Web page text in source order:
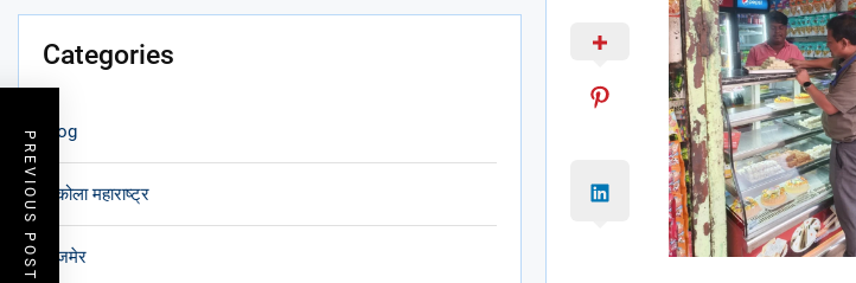
PREVIOUS POST
Categories
blog
अकोला महाराष्ट्र
अजमेर